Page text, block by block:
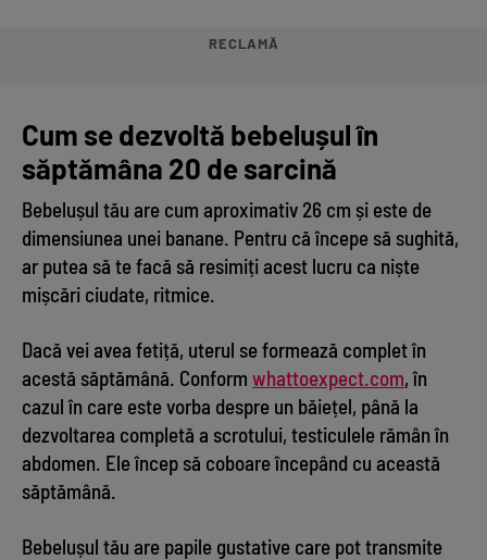
RECLAMĂ
Cum se dezvoltă bebelușul în
săptămâna 20 de sarcină
Bebelușul tău are cum aproximativ 26 cm și este de
dimensiunea unei banane. Pentru că începe să sughită,
ar putea să te facă să resimiți acest lucru ca niște
mișcări ciudate, ritmice.
Dacă vei avea fetiță, uterul se formează complet în
acestă săptămână. Conform whattoexpect.com, în
cazul în care este vorba despre un băiețel, până la
dezvoltarea completă a scrotului, testiculele rămân în
abdomen. Ele încep să coboare începând cu această
săptămână.
Bebelușul tău are papile gustative care pot transmite